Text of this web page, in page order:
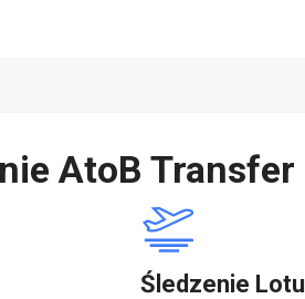
AtoB Transfer
Śledzenie Lotu